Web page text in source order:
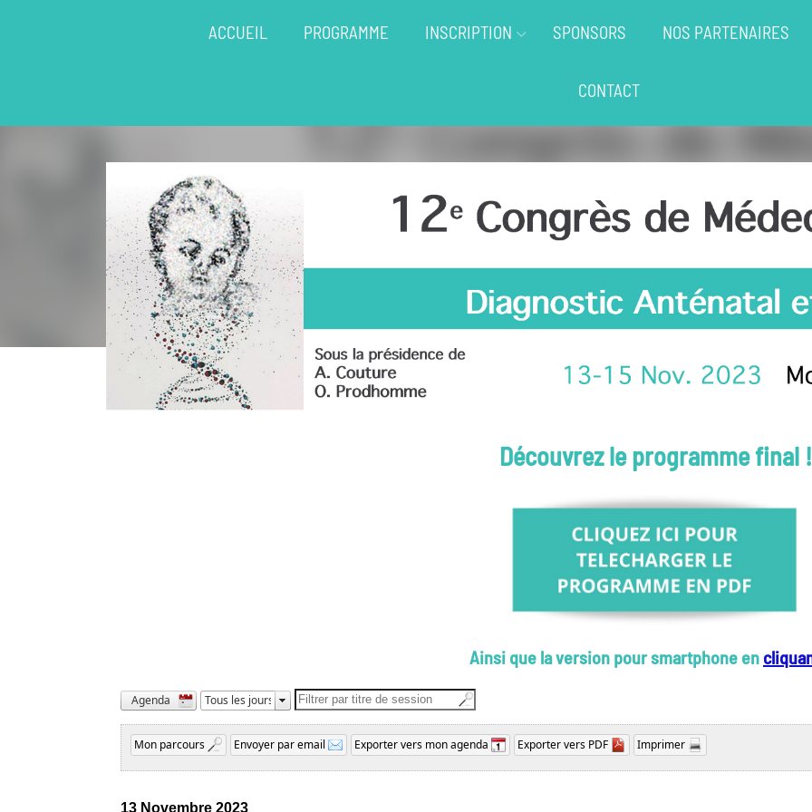
ACCUEIL PROGRAMME INSCRIPTION SPONSORS NOS PARTENAIRES
CONTACT
Découvrez le programme final !
Ainsi que la version pour smartphone en
13 Novembre 2023